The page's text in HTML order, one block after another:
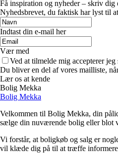
Få inspiration og nyheder – skriv dig
Nyhedsbrevet, du faktisk har lyst til
Indtast din e-mail her
Vær med
Ved at tilmelde mig accepterer
Du bliver en del af vores mailliste,
Lær os at kende
Bolig Mekka
Bolig Mekka
Velkommen til Bolig Mekka, din
sælge din nuværende bolig eller blot
Vi forstår, at boligkøb og salg er
vil klæde dig på til at træffe